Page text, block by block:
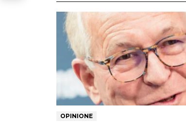
OPINIONE